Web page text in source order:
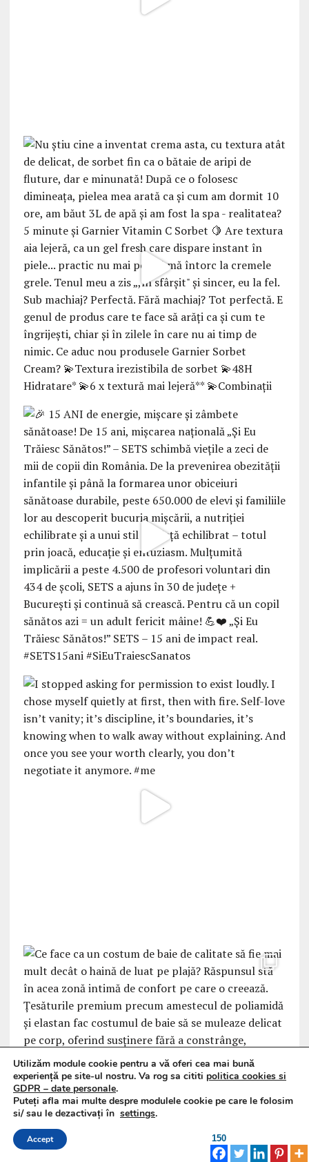
150
Utilizăm module cookie pentru a vă oferi cea mai bună
experiență pe site-ul nostru. Va rog sa cititi politica cookies si
GDPR – date personale.
Puteți afla mai multe despre modulele cookie pe care le folosim
si/ sau le dezactivați în settings.
Accept